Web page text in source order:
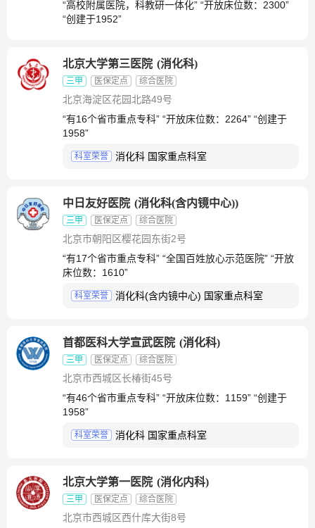
“高校附属医院，科教研一体化” “开放床位数：2300”
“创建于1952”
北京大学第三医院 (消化科)
三甲 医保定点 综合医院
北京海淀区花园北路49号
“有16个省市重点专科” “开放床位数：2264” “创建于
1958”
科室荣誉 消化科 国家重点科室
中日友好医院 (消化科(含内镜中心))
三甲 医保定点 综合医院
北京市朝阳区樱花园东街2号
“有17个省市重点专科” “全国百姓放心示范医院” “开放
床位数：1610”
科室荣誉 消化科(含内镜中心) 国家重点科室
首都医科大学宣武医院 (消化科)
三甲 医保定点 综合医院
北京市西城区长椿街45号
“有46个省市重点专科” “开放床位数：1159” “创建于
1958”
科室荣誉 消化科 国家重点科室
北京大学第一医院 (消化内科)
三甲 医保定点 综合医院
北京市西城区西什库大街8号